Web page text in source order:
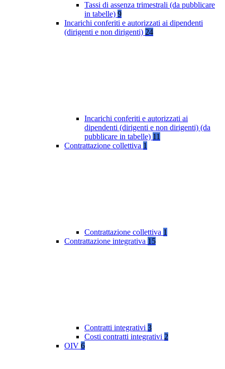
Tassi di assenza trimestrali (da pubblicare
in tabelle) 9
Incarichi conferiti e autorizzati ai dipendenti
(dirigenti e non dirigenti) 24
Incarichi conferiti e autorizzati ai
dipendenti (dirigenti e non dirigenti) (da
pubblicare in tabelle) 11
Contrattazione collettiva 1
Contrattazione collettiva 1
Contrattazione integrativa 15
Contratti integrativi 3
Costi contratti integrativi 2
OIV 6